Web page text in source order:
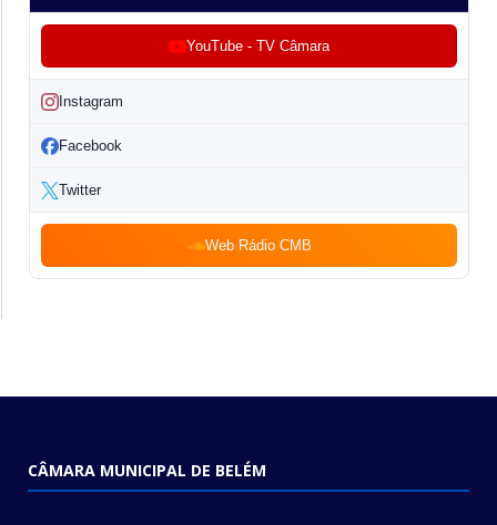
YouTube - TV Câmara
Instagram
Facebook
Twitter
Web Rádio CMB
CÂMARA MUNICIPAL DE BELÉM